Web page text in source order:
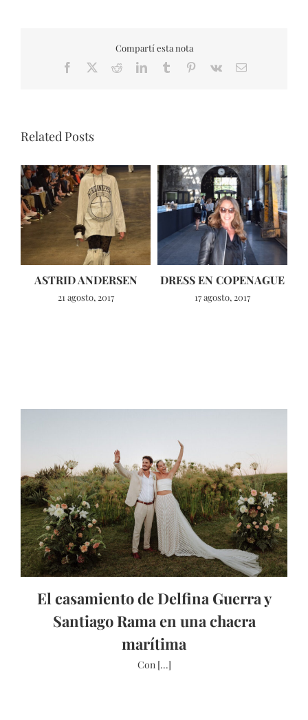
Compartí esta nota
Facebook RedditLinkedInTumblr Pinterest
Vk Email
Related Posts
ASTRID ANDERSEN
21 agosto, 2017
DRESS EN COPENAGUE
17 agosto, 2017
El casamiento de Delfina Guerra y
Santiago Rama en una chacra
marítima
Con [...]